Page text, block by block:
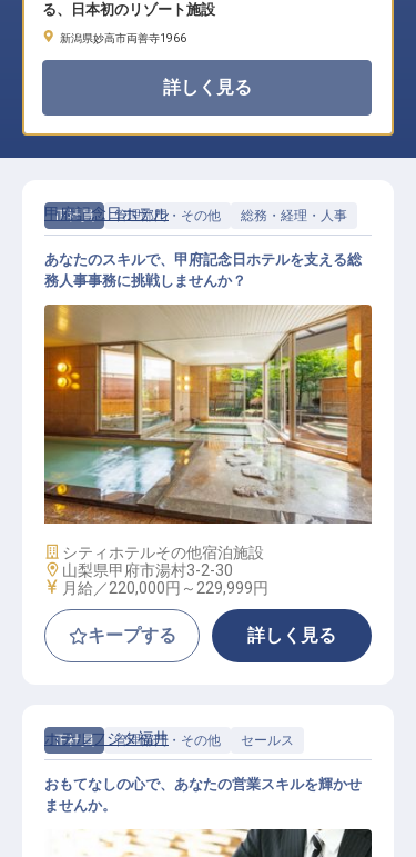
る、日本初のリゾート施設
新潟県妙高市両善寺1966
詳しく見る
正社員 管理部門・その他 総務・経理・人事
総務人事事務
甲府記念日ホテル
あなたのスキルで、甲府記念日ホテルを支える総
務人事事務に挑戦しませんか？
施設業態
シティホテルその他宿泊施設
勤務地
山梨県甲府市湯村3-2-30
給与
月給／220,000円～ 229,999円
キープする 詳しく見る
正社員 管理部門・その他 セールス
ホテルフジタ福井
おもてなしの心で、あなたの営業スキルを輝かせ
ませんか。